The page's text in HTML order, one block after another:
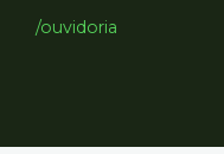
/ouvidoria